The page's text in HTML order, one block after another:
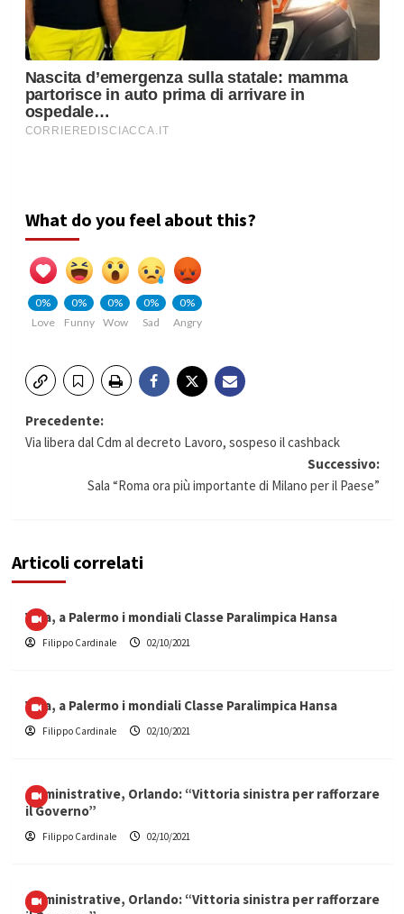
What do you feel about this?
0%
Love
0%
Funny
0%
Wow
0%
Sad
0%
Angry
Navigazione
Precedente:
Via libera dal Cdm al decreto Lavoro, sospeso il cashback
Successivo:
Sala “Roma ora più importante di Milano per il Paese”
Articoli correlati
Vela, a Palermo i mondiali Classe Paralimpica Hansa
Filippo Cardinale 02/10/2021
Vela, a Palermo i mondiali Classe Paralimpica Hansa
Filippo Cardinale 02/10/2021
Amministrative, Orlando: “Vittoria sinistra per rafforzare
il Governo”
Filippo Cardinale 02/10/2021
Amministrative, Orlando: “Vittoria sinistra per rafforzare